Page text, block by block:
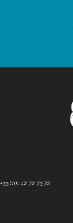
+33 (0)1 42 72 73 72